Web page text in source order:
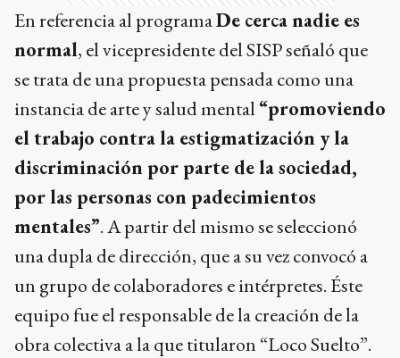
En referencia al programaDe cerca nadie es
normal, el vicepresidente del SISP señaló que
se trata de una propuesta pensada como una
instancia de arte y salud mental “promoviendo
el trabajo contra la estigmatización y la
discriminación por parte de la sociedad,
por las personas con padecimientos
mentales”. A partir del mismo se seleccionó
una dupla de dirección, que a su vez convocó a
un grupo de colaboradores e intérpretes. Éste
equipo fue el responsable de la creación de la
obra colectiva a la que titularon “Loco Suelto”.